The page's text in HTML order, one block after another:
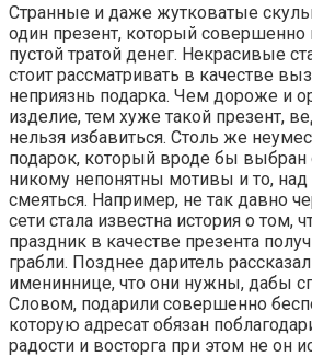
Странные и даже жутковатые
один презент, который совершенно
пустой тратой денег. Некрасивые
стоит рассматривать в качестве
неприязнь подарка. Чем дороже и
изделие, тем хуже такой презент,
нельзя избавиться. Столь же
подарок, который вроде бы
никому непонятны мотивы и то,
смеяться. Например, не так давно
сети стала известна история о том,
праздник в качестве презента
грабли. Позднее даритель
имениннице, что они нужны, дабы
Словом, подарили совершенно
которую адресат обязан
радости и восторга при этом не он